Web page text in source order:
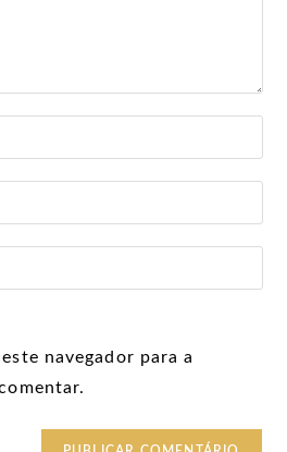
navegador para a